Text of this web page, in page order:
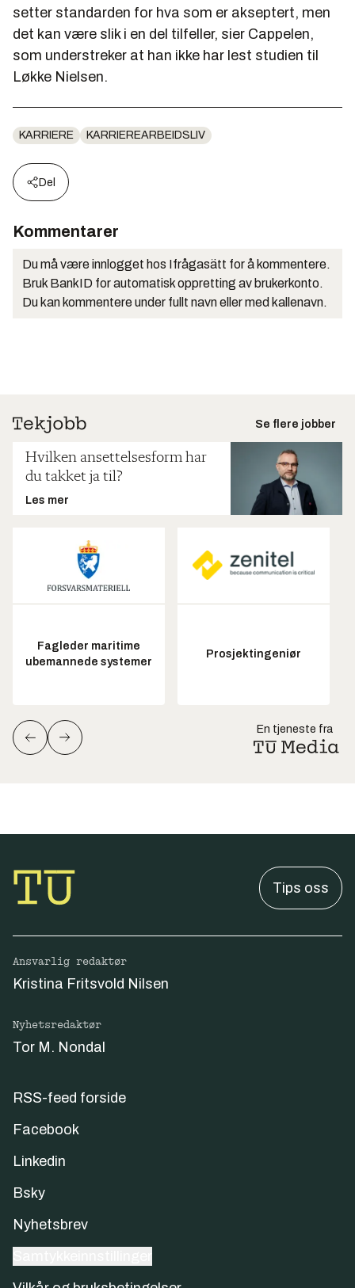
setter standarden for hva som er akseptert, men
det kan være slik i en del tilfeller, sier Cappelen,
som understreker at han ikke har lest studien til
Løkke Nielsen.
KARRIERE KARRIEREARBEIDSLIV
Del
Kommentarer
Du må være innlogget hos Ifrågasätt for å kommentere.
Bruk BankID for automatisk oppretting av brukerkonto.
Du kan kommentere under fullt navn eller med kallenavn.
Se flere jobber
Hvilken ansettelsesform har
du takket ja til?
Les mer
Fagleder maritime
ubemannede systemer
Prosjektingeniør
En tjeneste fra
Tips oss
Ansvarlig redaktør
Kristina Fritsvold Nilsen
Nyhetsredaktør
Tor M. Nondal
RSS-feed forside
Facebook
Linkedin
Bsky
Nyhetsbrev